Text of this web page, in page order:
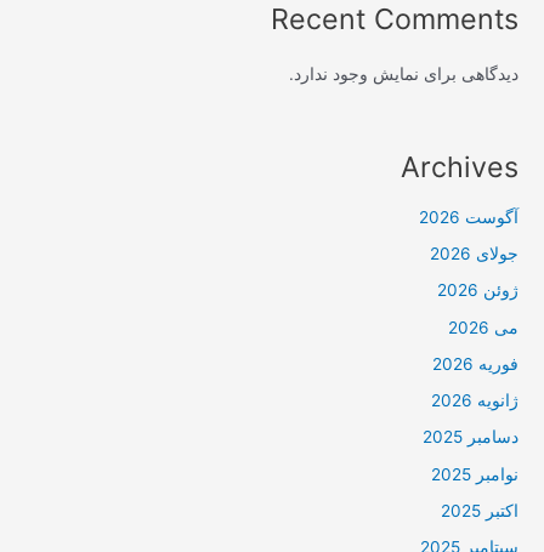
Recent Comments
دیدگاهی برای نمایش وجود ندارد.
Archives
آگوست 2026
جولای 2026
ژوئن 2026
می 2026
فوریه 2026
ژانویه 2026
دسامبر 2025
نوامبر 2025
اکتبر 2025
سپتامبر 2025